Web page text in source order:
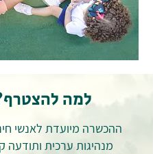
למה
ההכשרה מיועדת לאנשי
מנהיגות ערכית ותודעה